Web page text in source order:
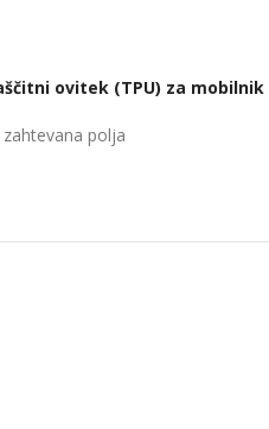
ovitek (TPU) za mobilnik
polja